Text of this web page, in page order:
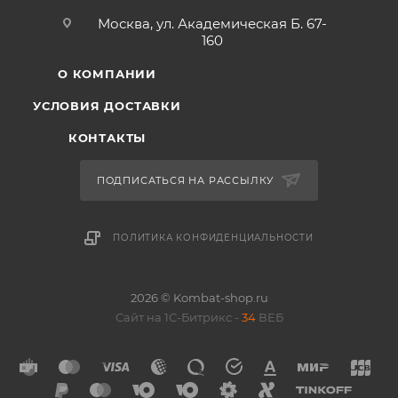
Москва, ул. Академическая Б. 67-
160
О КОМПАНИИ
УСЛОВИЯ ДОСТАВКИ
КОНТАКТЫ
ПОДПИСАТЬСЯ НА РАССЫЛКУ
ПОЛИТИКА КОНФИДЕНЦИАЛЬНОСТИ
2026 © Kombat-shop.ru
Сайт на 1С-Битрикс - 34 ВЕБ